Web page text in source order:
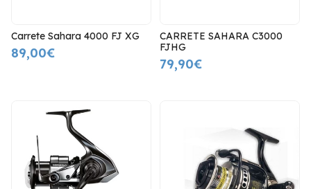
Carrete Sahara 4000 FJ XG
89,00€
CARRETE SAHARA C3000
FJHG
79,90€